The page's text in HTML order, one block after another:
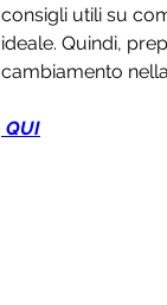
consigli utili su
ideale. Quindi,
cambiamento
QUI